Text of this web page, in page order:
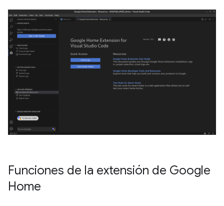
Funciones de la extensión de Google
Home